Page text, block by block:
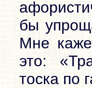
бы
Мне
это:
тоска по